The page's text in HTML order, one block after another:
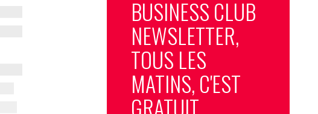
BUSINESS CLUB
NEWSLETTER,
TOUS LES
MATINS, C'EST
GRATUIT